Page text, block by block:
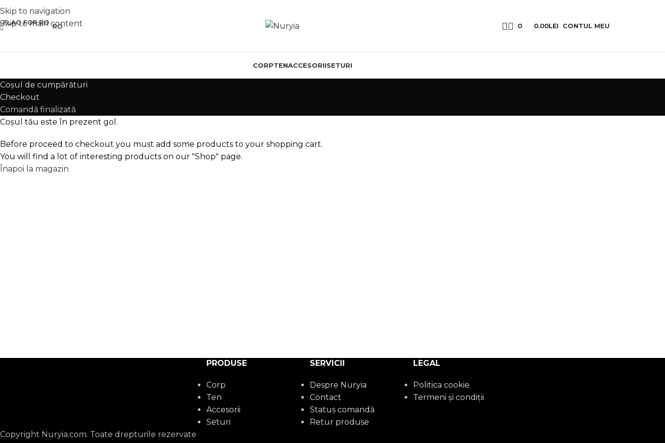
Skip to navigation
Skip to main content
RO 0 0.00LEI CONTUL MEU
CORPTENACCESORIISETURI
Coșul de cumpărături
Checkout
Comandă finalizată
Coșul tău este în prezent gol.
Before proceed to checkout you must add some products to your shopping cart.
You will find a lot of interesting products on our "Shop" page.
Înapoi la magazin
PRODUSE
Corp
Ten
Accesorii
Seturi
SERVICII
Despre Nuryia
Contact
Status comandă
Retur produse
LEGAL
Politica cookie
Termeni și condiții
Copyright Nuryia.com. Toate drepturile rezervate